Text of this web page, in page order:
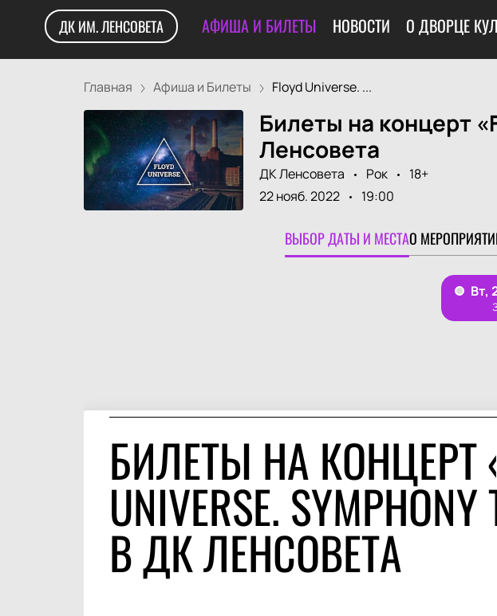
ДК ИМ. ЛЕНСОВЕТА АФИША И БИЛЕТЫ НОВОСТИ О ДВОРЦЕ
Главная Афиша и Билеты Floyd Universe. ...
Билеты на концерт
Ленсовета
ДК Ленсовета Рок
18+
22 нояб. 2022
19:00
ВЫБОР ДАТЫ И МЕСТАО
БИЛЕТЫ НА КОНЦЕРТ
UNIVERSE.
В ДК ЛЕНСОВЕТА